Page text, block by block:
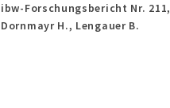
ibw-Forschungsbericht Nr. 211,
Dornmayr H., Lengauer B.